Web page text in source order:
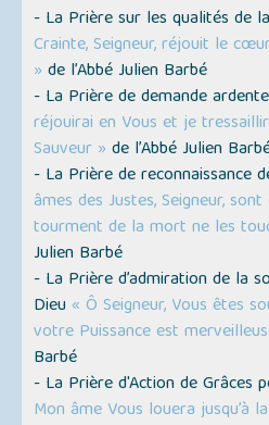
- La Prière sur les qualités de
Crainte, Seigneur, réjouit le
» de l’Abbé Julien Barbé
- La Prière de demande
réjouirai en Vous et je
Sauveur » de l’Abbé Julien
- La Prière de reconnaissance
âmes des Justes, Seigneur,
tourment de la mort ne les
Julien Barbé
- La Prière d’admiration de la
Dieu « Ô Seigneur, Vous êtes
votre Puissance est
Barbé
- La Prière d'Action de Grâces
Mon âme Vous louera jusqu’à